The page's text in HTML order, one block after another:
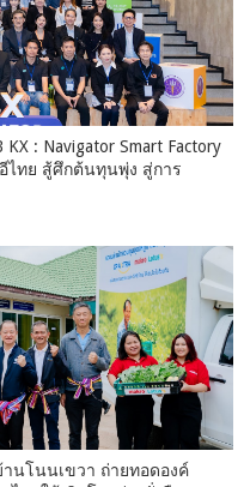
: Navigator Smart Factory
ไทย สู้ศึกต้นทุนพุ่ง สู่การ
นโนนเขวา ถ่ายทอดองค์